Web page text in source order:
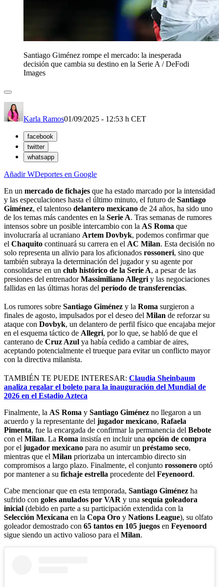
Santiago Giménez rompe el mercado: la inesperada
decisión que cambia su destino en la Serie A /DeFodi
Images
Karla Ramos01/09/2025 - 12:53 h CET
facebook
twitter
whatsapp
Añadir WDeportes en Google
En un mercado de fichajes que ha estado marcado por la intensidad
y las especulaciones hasta el último minuto, el futuro de Santiago
Giménez, el talentoso delantero mexicano de 24 años, ha sido uno
de los temas más candentes en la Serie A. Tras semanas de rumores
intensos sobre un posible intercambio con la AS Roma que
involucraría al ucraniano Artem Dovbyk, podemos confirmar que
el Chaquito continuará su carrera en el AC Milan. Esta decisión no
solo representa un alivio para los aficionados rossoneri, sino que
también subraya la determinación del jugador y su agente por
consolidarse en un club histórico de la Serie A, a pesar de las
presiones del entrenadorMassimiliano Allegri y las negociaciones
fallidas en las últimas horas del período de transferencias.
Los rumores sobre Santiago Giménez y la Roma surgieron a
finales de agosto, impulsados por el deseo del Milan de reforzar su
ataque con Dovbyk, un delantero de perfil físico que encajaba mejor
en el esquema táctico de Allegri, por lo que, se habló de que el
canterano de Cruz Azul ya había cedido a cambiar de aires,
aceptando potencialmente el trueque para evitar un conflicto mayor
con la directiva milanista.
TAMBIÉN TE PUEDE INTERESAR: Claudia Sheinbaum
analiza regalar el boleto para la inauguración del Mundial de
2026 en el Estadio Azteca
Finalmente, la AS Roma y Santiago Giménez no llegaron a un
acuerdo y la representante del jugador mexicano, Rafaela
Pimenta, fue la encargada de confirmar la permanencia del Bebote
con el Milan. La Roma insistía en incluir una opción de compra
por el jugador mexicano para no asumir un préstamo seco,
mientras que el Milan priorizaba un intercambio directo sin
compromisos a largo plazo. Finalmente, el conjunto rossonero optó
por mantener a su fichaje estrella procedente del Feyenoord.
Cabe mencionar que en esta temporada, Santiago Giménez ha
sufrido con goles anulados por VAR y una sequía goleadora
inicial (debido en parte a su participación extendida con la
Selección Mexicana en la Copa Oro y Nations League), su olfato
goleador demostrado con 65 tantos en 105 juegos en Feyenoord
sigue siendo un activo valioso para el Milan.